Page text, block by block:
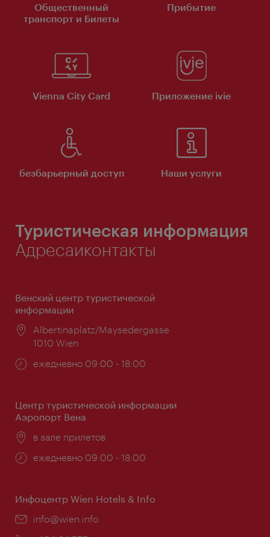
Общественный
транспорт и Билеты
Прибытие
Vienna City Card Приложение ivie
безбарьерный доступ Наши услуги
Туристическая информация
Адресаиконтакты
Венский центр туристической
информации
Расположение:
Albertinaplatz/Maysedergasse
1010 Wien
Часы
ежедневно 09:00 - 18:00
Центр туристической информации
Аэропорт Вена
Расположение:
в зале прилетов
Часы
ежедневно 09:00 - 18:00
Инфоцентр Wien Hotels & Info
Эл.
info@wien.info